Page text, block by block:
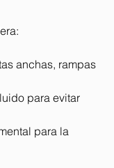
anchas, rampas
para evitar
para la